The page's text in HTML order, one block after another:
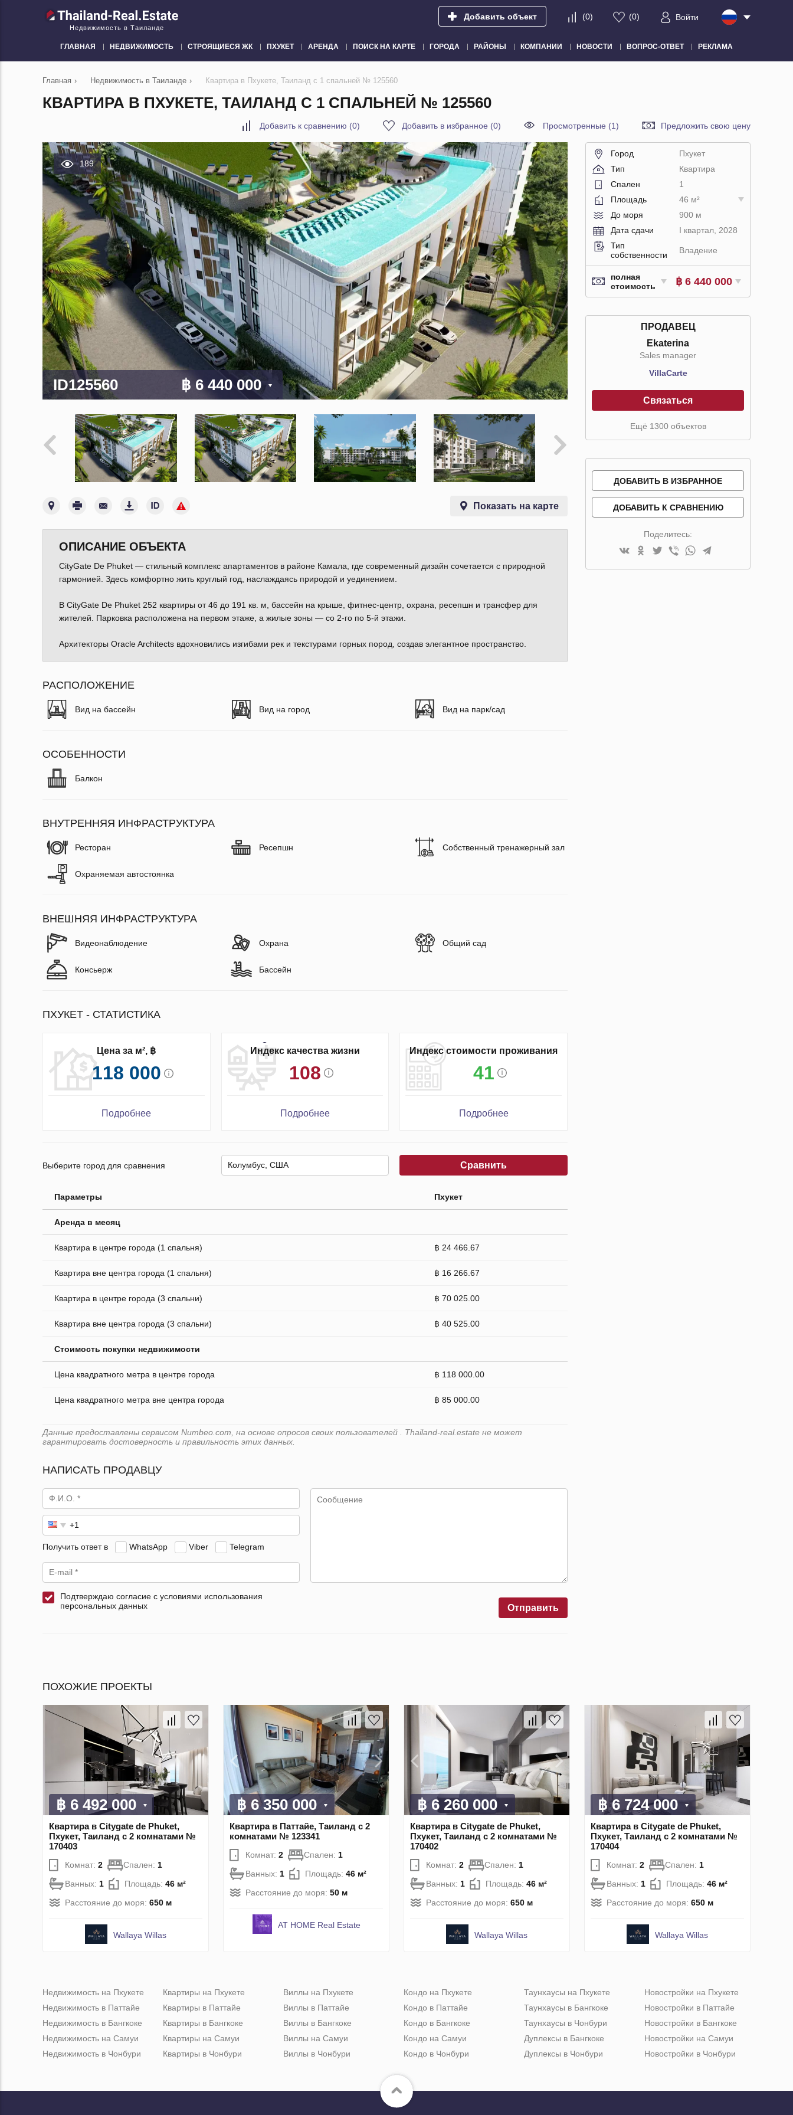
Недвижимость в Таиланде
Добавить объект (0) (0) Войти
ГЛАВНАЯ НЕДВИЖИМОСТЬ СТРОЯЩИЕСЯ ЖК ПХУКЕТ АРЕНДА ПОИСК НА КАРТЕ ГОРОДА РАЙОНЫ КОМПАНИИ НОВОСТИ ВОПРОС-ОТВЕТ РЕКЛАМА
Главная › Недвижимость в Таиланде › Квартира в Пхукете, Таиланд с 1 спальней № 125560
КВАРТИРА В ПХУКЕТЕ, ТАИЛАНД С 1 СПАЛЬНЕЙ № 125560
Добавить к сравнению (0) Добавить в избранное (0) Просмотренные (1) Предложить свою цену
189
ID125560 ฿ 6 440 000
Показать на карте
ОПИСАНИЕ ОБЪЕКТА
CityGate De Phuket — стильный комплекс апартаментов в районе Камала, где современный дизайн сочетается с природной
гармонией. Здесь комфортно жить круглый год, наслаждаясь природой и уединением.
В CityGate De Phuket 252 квартиры от 46 до 191 кв. м, бассейн на крыше, фитнес-центр, охрана, ресепшн и трансфер для
жителей. Парковка расположена на первом этаже, а жилые зоны — со 2-го по 5-й этажи.
Архитекторы Oracle Architects вдохновились изгибами рек и текстурами горных пород, создав элегантное пространство.
РАСПОЛОЖЕНИЕ
Вид на бассейн Вид на город Вид на парк/сад
ОСОБЕННОСТИ
Балкон
ВНУТРЕННЯЯ ИНФРАСТРУКТУРА
Ресторан Ресепшн Собственный тренажерный зал
Охраняемая автостоянка
ВНЕШНЯЯ ИНФРАСТРУКТУРА
Видеонаблюдение Охрана Общий сад
Консьерж Бассейн
ПХУКЕТ - СТАТИСТИКА
Цена за м², ฿
118 000
Подробнее
Индекс качества жизни
108
Подробнее
Индекс стоимости проживания
41
Подробнее
Выберите город для сравнения Сравнить
Параметры Пхукет
Аренда в месяц
Квартира в центре города (1 спальня) ฿ 24 466.67
Квартира вне центра города (1 спальня) ฿ 16 266.67
Квартира в центре города (3 спальни) ฿ 70 025.00
Квартира вне центра города (3 спальни) ฿ 40 525.00
Стоимость покупки недвижимости
Цена квадратного метра в центре города ฿ 118 000.00
Цена квадратного метра вне центра города ฿ 85 000.00
Данные предоставлены сервисом Numbeo.com, на основе опросов своих пользователей . Thailand-real.estate не может
гарантировать достоверность и правильность этих данных.
НАПИСАТЬ ПРОДАВЦУ
Получить ответ в WhatsApp Viber Telegram
Подтверждаю согласие с условиями использования
персональных данных
Отправить
Город
Пхукет
Тип
Квартира
Спален
1
Площадь
46 м²
До моря
900 м
Дата сдачи
I квартал, 2028
Тип
собственности
Владение
полная
стоимость
฿ 6 440 000
ПРОДАВЕЦ
Ekaterina
Sales manager
VillaСarte
Связаться
Ещё 1300 объектов
ДОБАВИТЬ В ИЗБРАННОЕ
ДОБАВИТЬ К СРАВНЕНИЮ
Поделитесь:
ПОХОЖИЕ ПРОЕКТЫ
฿ 6 492 000
Квартира в Citygate de Phuket,
Пхукет, Таиланд с 2 комнатами №
170403
Комнат: 2 Спален: 1
Ванных: 1 Площадь: 46 м²
Расстояние до моря: 650 м
Wallaya Willas
฿ 6 350 000
Квартира в Паттайе, Таиланд с 2
комнатами № 123341
Комнат: 2 Спален: 1
Ванных: 1 Площадь: 46 м²
Расстояние до моря: 50 м
AT HOME Real Estate
฿ 6 260 000
Квартира в Citygate de Phuket,
Пхукет, Таиланд с 2 комнатами №
170402
Комнат: 2 Спален: 1
Ванных: 1 Площадь: 46 м²
Расстояние до моря: 650 м
Wallaya Willas
฿ 6 724 000
Квартира в Citygate de Phuket,
Пхукет, Таиланд с 2 комнатами №
170404
Комнат: 2 Спален: 1
Ванных: 1 Площадь: 46 м²
Расстояние до моря: 650 м
Wallaya Willas
Недвижимость на Пхукете
Недвижимость в Паттайе
Недвижимость в Бангкоке
Недвижимость на Самуи
Недвижимость в Чонбури
Квартиры на Пхукете
Квартиры в Паттайе
Квартиры в Бангкоке
Квартиры на Самуи
Квартиры в Чонбури
Виллы на Пхукете
Виллы в Паттайе
Виллы в Бангкоке
Виллы на Самуи
Виллы в Чонбури
Кондо на Пхукете
Кондо в Паттайе
Кондо в Бангкоке
Кондо на Самуи
Кондо в Чонбури
Таунхаусы на Пхукете
Таунхаусы в Бангкоке
Таунхаусы в Чонбури
Дуплексы в Бангкоке
Дуплексы в Чонбури
Новостройки на Пхукете
Новостройки в Паттайе
Новостройки в Бангкоке
Новостройки на Самуи
Новостройки в Чонбури